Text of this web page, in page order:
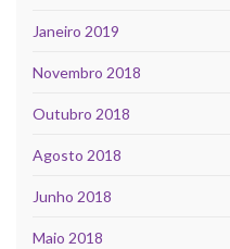
Janeiro 2019
Novembro 2018
Outubro 2018
Agosto 2018
Junho 2018
Maio 2018